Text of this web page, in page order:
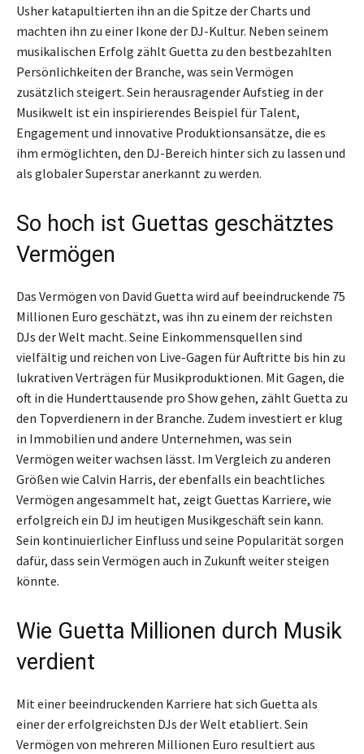
Usher katapultierten ihn an die Spitze der Charts und
machten ihn zu einer Ikone der DJ-Kultur. Neben seinem
musikalischen Erfolg zählt Guetta zu den bestbezahlten
Persönlichkeiten der Branche, was sein Vermögen
zusätzlich steigert. Sein herausragender Aufstieg in der
Musikwelt ist ein inspirierendes Beispiel für Talent,
Engagement und innovative Produktionsansätze, die es
ihm ermöglichten, den DJ-Bereich hinter sich zu lassen und
als globaler Superstar anerkannt zu werden.
So hoch ist Guettas geschätztes
Vermögen
Das Vermögen von David Guetta wird auf beeindruckende 75
Millionen Euro geschätzt, was ihn zu einem der reichsten
DJs der Welt macht. Seine Einkommensquellen sind
vielfältig und reichen von Live-Gagen für Auftritte bis hin zu
lukrativen Verträgen für Musikproduktionen. Mit Gagen, die
oft in die Hunderttausende pro Show gehen, zählt Guetta zu
den Topverdienern in der Branche. Zudem investiert er klug
in Immobilien und andere Unternehmen, was sein
Vermögen weiter wachsen lässt. Im Vergleich zu anderen
Größen wie Calvin Harris, der ebenfalls ein beachtliches
Vermögen angesammelt hat, zeigt Guettas Karriere, wie
erfolgreich ein DJ im heutigen Musikgeschäft sein kann.
Sein kontinuierlicher Einfluss und seine Popularität sorgen
dafür, dass sein Vermögen auch in Zukunft weiter steigen
könnte.
Wie Guetta Millionen durch Musik
verdient
Mit einer beeindruckenden Karriere hat sich Guetta als
einer der erfolgreichsten DJs der Welt etabliert. Sein
Vermögen von mehreren Millionen Euro resultiert aus